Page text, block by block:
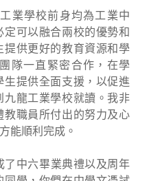
學校前身均為工業中
可以融合兩校的優勢和
供更好的教育資源和學
隊一直緊密合作，在學
提供全面支援，以促進
龍工業學校就讀。我非
職員所付出的努力及心
能順利完成。
中六畢業典禮以及周年